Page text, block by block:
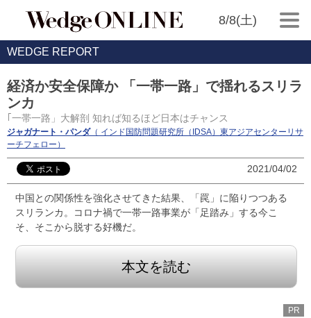
8/8(土)
WEDGE REPORT
経済か安全保障か 「一帯一路」で揺れるスリラ
ンカ
｢一帯一路」大解剖 知れば知るほど日本はチャンス
ジャガナート・パンダ（ インド国防問題研究所（IDSA）東アジアセンターリサ
ーチフェロー）
2021/04/02
中国との関係性を強化させてきた結果、「罠」に陥りつつある
スリランカ。コロナ禍で一帯一路事業が「足踏み」する今こ
そ、そこから脱する好機だ。
本文を読む
PR